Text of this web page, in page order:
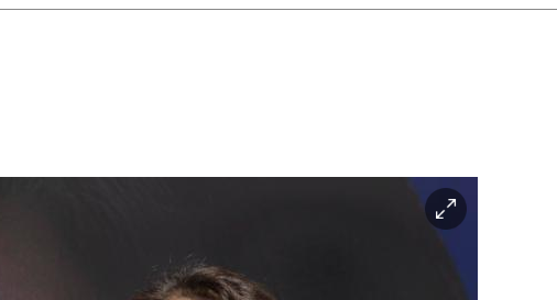
이
미